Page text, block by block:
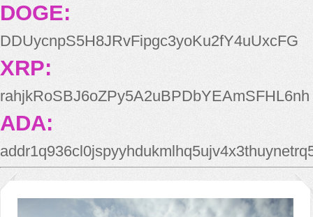
DOGE:
DDUycnpS5H8JRvFipgc3yoKu2fY4uUxcFG
XRP:
rahjkRoSBJ6oZPy5A2uBPDbYEAmSFHL6nh
ADA: